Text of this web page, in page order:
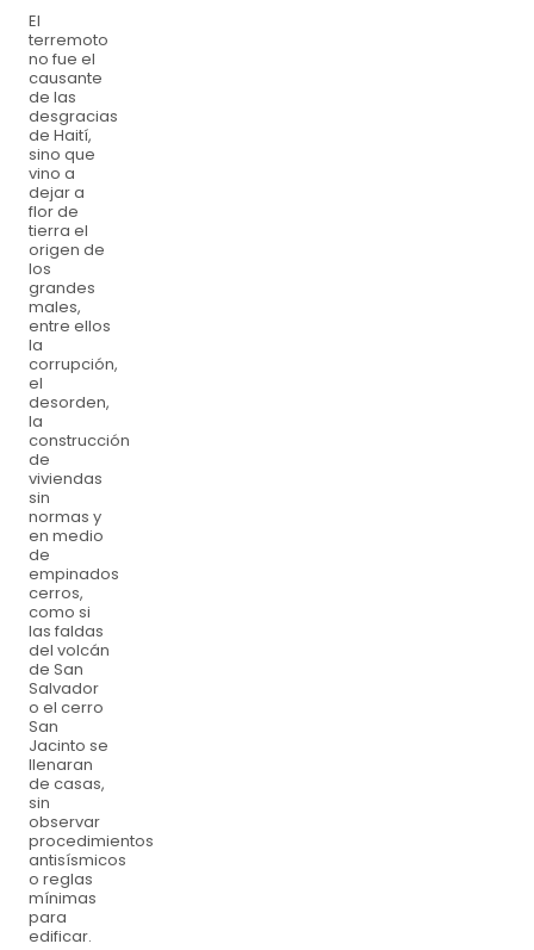
El
terremoto
no fue el
causante
de las
desgracias
de Haití,
sino que
vino a
dejar a
flor de
tierra el
origen de
los
grandes
males,
entre ellos
la
corrupción,
el
desorden,
la
construcción
de
viviendas
sin
normas y
en medio
de
empinados
cerros,
como si
las faldas
del volcán
de San
Salvador
o el cerro
San
Jacinto se
llenaran
de casas,
sin
observar
procedimientos
antisísmicos
o reglas
mínimas
para
edificar.